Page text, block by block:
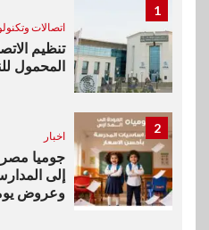
1
اتصالات
تنظيم
المحمول
2
اخبار
جوميا مصر
إلى
وعروض